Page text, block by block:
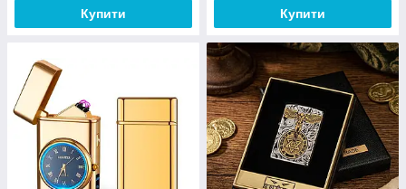
Купити Купити